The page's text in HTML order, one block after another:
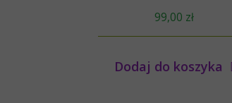
99,00 zł
Dodaj do koszyka